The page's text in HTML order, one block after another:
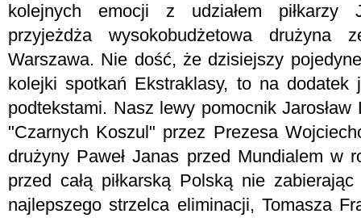
kolejnych emocji z udziałem piłkarzy
przyjeżdża wysokobudżetowa
Warszawa. Nie dość, że dzisiejszy
kolejki spotkań Ekstraklasy, to na
podtekstami. Nasz lewy pomocnik
"Czarnych Koszul" przez Prezesa
drużyny Paweł Janas przed Mundialem w
przed całą piłkarską Polską nie
najlepszego strzelca eliminacji, Tomasza